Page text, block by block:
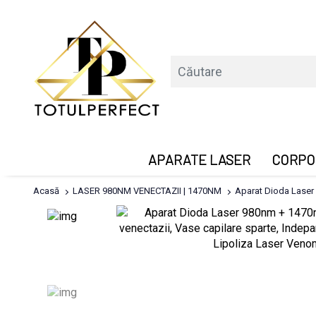
APARATE LASER
Acasă LASER 980NM VENECTAZII | 1470NM Aparat Dioda